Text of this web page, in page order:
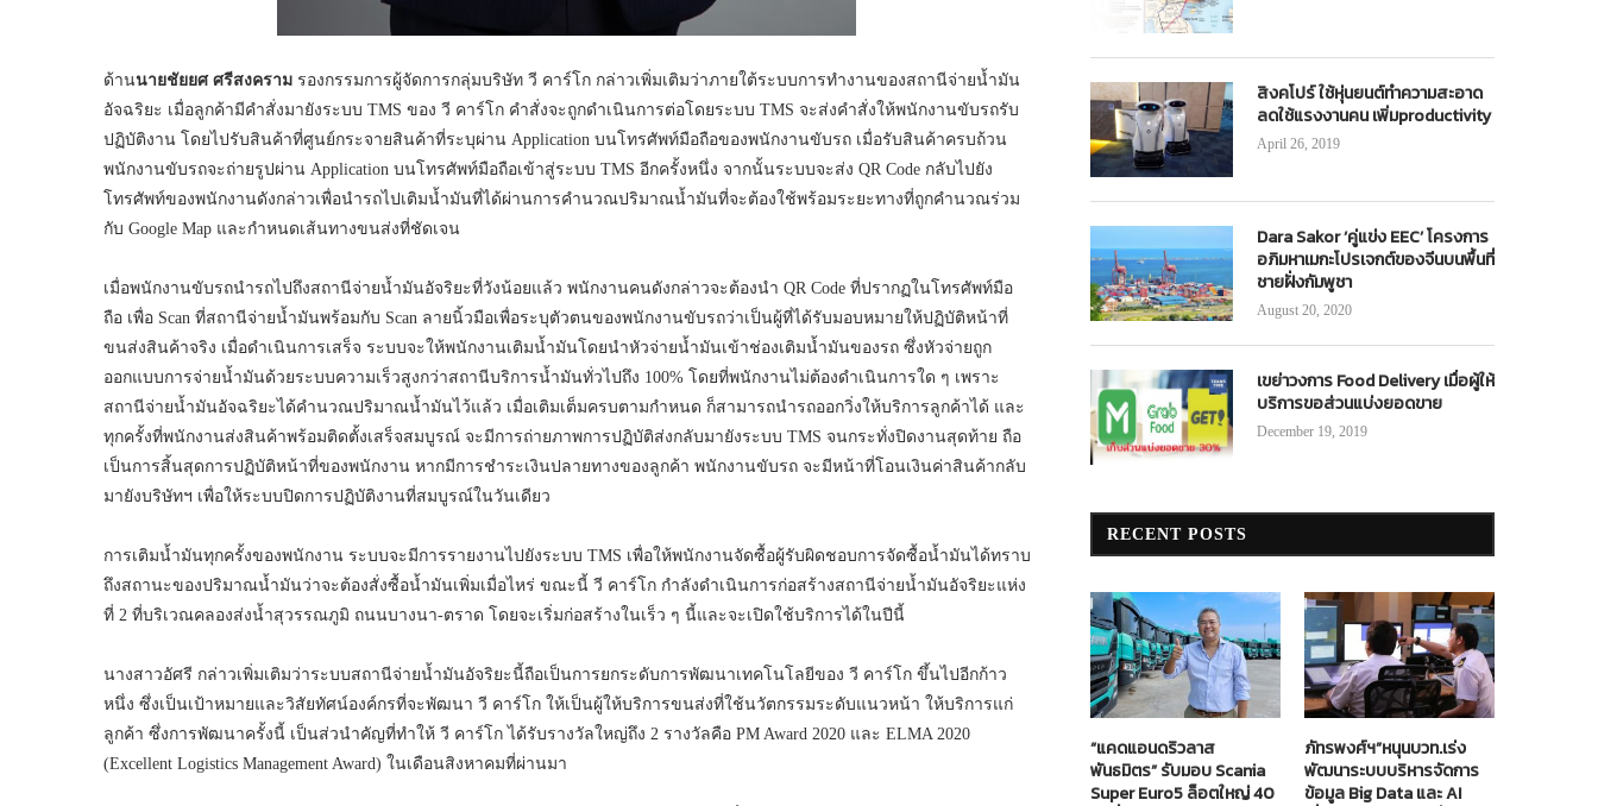
ด้านนายชัยยศ ศรีสงคราม รองกรรมการผู้จัดการกลุ่มบริษัท วี คาร์โก กล่าวเพิ่มเติมว่าภายใต้ระบบการทำงานของสถานีจ่ายน้ำมัน
อัจฉริยะ เมื่อลูกค้ามีคำสั่งมายังระบบ TMS ของ วี คาร์โก คำสั่งจะถูกดำเนินการต่อโดยระบบ TMS จะส่งคำสั่งให้พนักงานขับรถรับ
ปฏิบัติงาน โดยไปรับสินค้าที่ศูนย์กระจายสินค้าที่ระบุผ่าน Application บนโทรศัพท์มือถือของพนักงานขับรถ เมื่อรับสินค้าครบถ้วน
พนักงานขับรถจะถ่ายรูปผ่าน Application บนโทรศัพท์มือถือเข้าสู่ระบบ TMS อีกครั้งหนึ่ง จากนั้นระบบจะส่ง QR Code กลับไปยัง
โทรศัพท์ของพนักงานดังกล่าวเพื่อนำรถไปเติมน้ำมันที่ได้ผ่านการคำนวณปริมาณน้ำมันที่จะต้องใช้พร้อมระยะทางที่ถูกคำนวณร่วม
กับ Google Map และกำหนดเส้นทางขนส่งที่ชัดเจน
เมื่อพนักงานขับรถนำรถไปถึงสถานีจ่ายน้ำมันอัจริยะที่วังน้อยแล้ว พนักงานคนดังกล่าวจะต้องนำ QR Code ที่ปรากฏในโทรศัพท์มือ
ถือ เพื่อ Scan ที่สถานีจ่ายน้ำมันพร้อมกับ Scan ลายนิ้วมือเพื่อระบุตัวตนของพนักงานขับรถว่าเป็นผู้ที่ได้รับมอบหมายให้ปฏิบัติหน้าที่
ขนส่งสินค้าจริง เมื่อดำเนินการเสร็จ ระบบจะให้พนักงานเติมน้ำมันโดยนำหัวจ่ายน้ำมันเข้าช่องเติมน้ำมันของรถ ซึ่งหัวจ่ายถูก
ออกแบบการจ่ายน้ำมันด้วยระบบความเร็วสูงกว่าสถานีบริการน้ำมันทั่วไปถึง 100% โดยที่พนักงานไม่ต้องดำเนินการใด ๆ เพราะ
สถานีจ่ายน้ำมันอัจฉริยะได้คำนวณปริมาณน้ำมันไว้แล้ว เมื่อเติมเต็มครบตามกำหนด ก็สามารถนำรถออกวิ่งให้บริการลูกค้าได้ และ
ทุกครั้งที่พนักงานส่งสินค้าพร้อมติดตั้งเสร็จสมบูรณ์ จะมีการถ่ายภาพการปฏิบัติส่งกลับมายังระบบ TMS จนกระทั่งปิดงานสุดท้าย ถือ
เป็นการสิ้นสุดการปฏิบัติหน้าที่ของพนักงาน หากมีการชำระเงินปลายทางของลูกค้า พนักงานขับรถ จะมีหน้าที่โอนเงินค่าสินค้ากลับ
มายังบริษัทฯ เพื่อให้ระบบปิดการปฏิบัติงานที่สมบูรณ์ในวันเดียว
การเติมน้ำมันทุกครั้งของพนักงาน ระบบจะมีการรายงานไปยังระบบ TMS เพื่อให้พนักงานจัดซื้อผู้รับผิดชอบการจัดซื้อน้ำมันได้ทราบ
ถึงสถานะของปริมาณน้ำมันว่าจะต้องสั่งซื้อน้ำมันเพิ่มเมื่อไหร่ ขณะนี้ วี คาร์โก กำลังดำเนินการก่อสร้างสถานีจ่ายน้ำมันอัจริยะแห่ง
ที่ 2 ที่บริเวณคลองส่งน้ำสุวรรณภูมิ ถนนบางนา-ตราด โดยจะเริ่มก่อสร้างในเร็ว ๆ นี้และจะเปิดใช้บริการได้ในปีนี้
นางสาวอัศรี กล่าวเพิ่มเติมว่าระบบสถานีจ่ายน้ำมันอัจริยะนี้ถือเป็นการยกระดับการพัฒนาเทคโนโลยีของ วี คาร์โก ขึ้นไปอีกก้าว
หนึ่ง ซึ่งเป็นเป้าหมายและวิสัยทัศน์องค์กรที่จะพัฒนา วี คาร์โก ให้เป็นผู้ให้บริการขนส่งที่ใช้นวัตกรรมระดับแนวหน้า ให้บริการแก่
ลูกค้า ซึ่งการพัฒนาครั้งนี้ เป็นส่วนำคัญที่ทำให้ วี คาร์โก ได้รับรางวัลใหญ่ถึง 2 รางวัลคือ PM Award 2020 และ ELMA 2020
(Excellent Logistics Management Award) ในเดือนสิงหาคมที่ผ่านมา
สิงคโปร์ ใช้หุ่นยนต์ทำความสะอาด
ลดใช้แรงงานคน เพิ่มproductivity
April 26, 2019
Dara Sakor ‘คู่แข่ง EEC’ โครงการ
อภิมหาเมกะโปรเจกต์ของจีนบนพื้นที่
ชายฝั่งกัมพูชา
August 20, 2020
เขย่าวงการ Food Delivery เมื่อผู้ให้
บริการขอส่วนแบ่งยอดขาย
December 19, 2019
RECENT POSTS
“แคดแอนดริวลาส
พันธมิตร” รับมอบ Scania
Super Euro5 ล็อตใหญ่ 40
ภัทรพงศ์ฯ”หนุนบวท.เร่ง
พัฒนาระบบบริหารจัดการ
ข้อมูล Big Data และ AI